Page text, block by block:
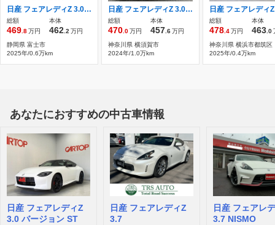
日産 フェアレディZ 3.0 バージョン T 1オーナー 純正ナビ 地デジ
総額
469 .8万円
本体
462 .2 万円
静岡県 富士市
2025年/0.6万km
日産 フェアレディZ 3.0 メーカーオプションナビ
総額
470 .0万円
本体
457 .6万円
神奈川県 横須賀市
2024年/1.0万km
総額
478 .4万円
本体
463 .0
神奈川県 横浜市都筑区
2025年/0.4万km
あなたにおすすめの中古車情報
日産 フェアレディZ
3.0 バージョン ST
日産 フェアレディZ
3.7
日産 フェアレ
3.7 NISMO